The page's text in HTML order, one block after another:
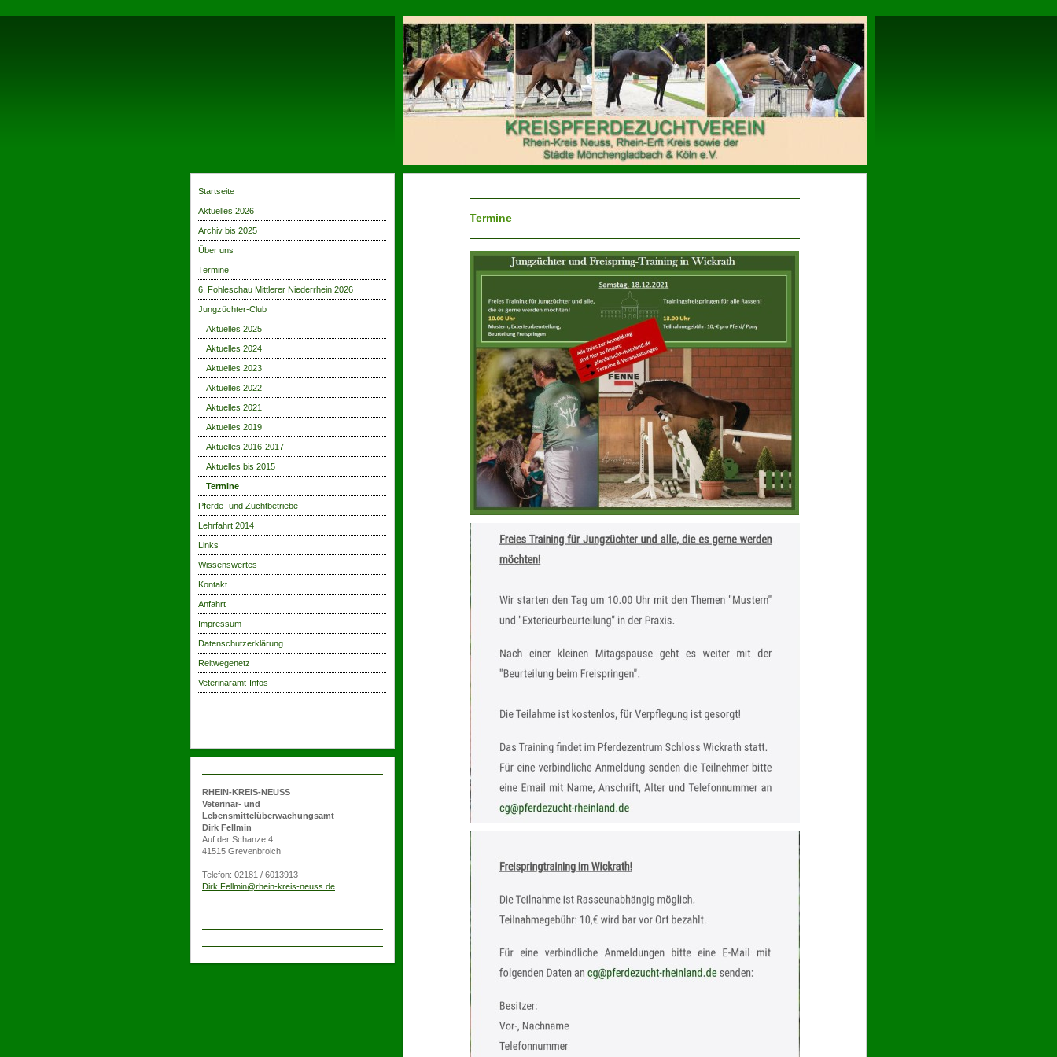
Startseite
Aktuelles 2026
Archiv bis 2025
Über uns
Termine
6. Fohleschau Mittlerer Niederrhein 2026
Jungzüchter-Club
Aktuelles 2025
Aktuelles 2024
Aktuelles 2023
Aktuelles 2022
Aktuelles 2021
Aktuelles 2019
Aktuelles 2016-2017
Aktuelles bis 2015
Termine
Pferde- und Zuchtbetriebe
Lehrfahrt 2014
Links
Wissenswertes
Kontakt
Anfahrt
Impressum
Datenschutzerklärung
Reitwegenetz
Veterinäramt-Infos
RHEIN-KREIS-NEUSS
Veterinär- und
Lebensmittelüberwachungsamt
Dirk Fellmin
Auf der Schanze 4
41515 Grevenbroich
Telefon: 02181 / 6013913
Dirk.Fellmin@rhein-kreis-neuss.de
Termine